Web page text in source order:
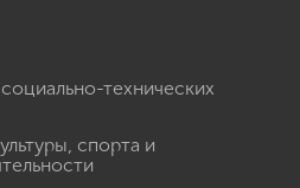
технических
спорта и